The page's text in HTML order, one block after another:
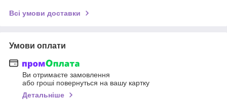
Всі умови доставки
Умови оплати
Ви отримаєте замовлення
або гроші повернуться на вашу картку
Детальніше